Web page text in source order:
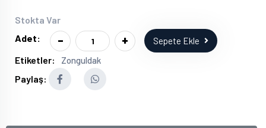
Stokta Var
Adet:
- + Sepete Ekle
Etiketler: Zonguldak
Paylaş: